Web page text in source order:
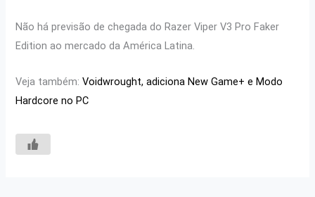
Não há previsão de chegada do Razer Viper V3 Pro Faker
Edition ao mercado da América Latina.
Veja também:Voidwrought, adiciona New Game+ e Modo
Hardcore no PC